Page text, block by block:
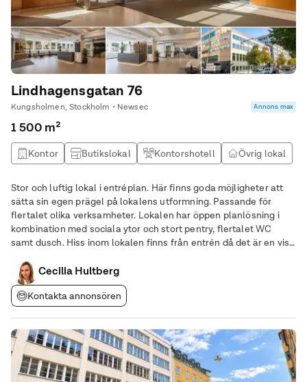
Lindhagensgatan 76
Kungsholmen, Stockholm • Newsec Annons max
1 500 m²
Kontor Butikslokal Kontorshotell Övrig lokal
Stor och luftig lokal i entréplan. Här finns goda möjligheter att
sätta sin egen prägel på lokalens utformning. Passande för
flertalet olika verksamheter. Lokalen har öppen planlösning i
kombination med sociala ytor och stort pentry, flertalet WC
samt dusch. Hiss inom lokalen finns från entrén då det är en viss
Välkommen på visning!
Cecilia Hultberg
Kontakta annonsören